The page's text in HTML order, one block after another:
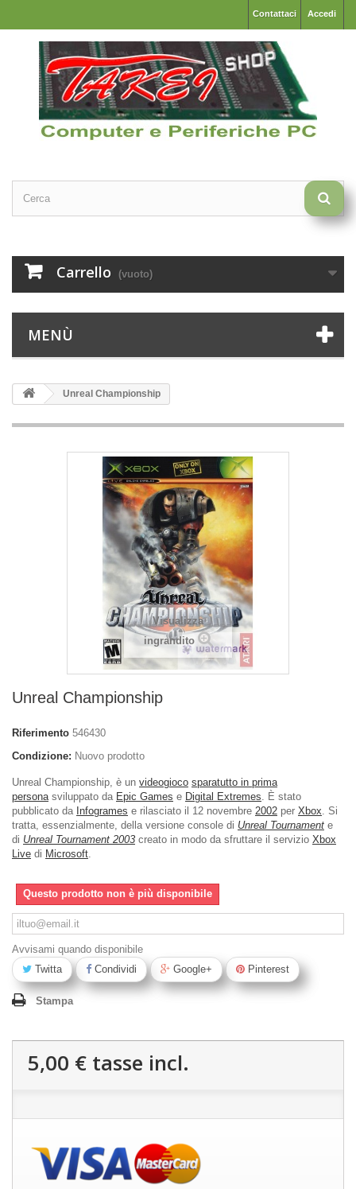
Accedi
Contattaci
Carrello (vuoto)
MENÙ
Unreal Championship
Visualizza
ingrandito
Unreal Championship
Riferimento 546430
Condizione: Nuovo prodotto
Unreal Championship, è un videogioco sparatutto in prima
personasviluppato da Epic Games e Digital Extremes. È stato
pubblicato da Infogrames e rilasciato il 12 novembre 2002 per Xbox. Si
tratta, essenzialmente, della versione console di Unreal Tournament e
di Unreal Tournament 2003 creato in modo da sfruttare il servizio Xbox
Live di Microsoft.
Questo prodotto non è più disponibile
Avvisami quando disponibile
Twitta
Condividi Google+ Pinterest
Stampa
5,00 € tasse incl.